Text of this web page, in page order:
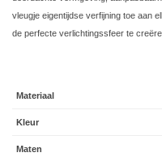
vleugje eigentijdse verfijning toe aan
de perfecte verlichtingssfeer te
Materiaal
Kleur
Maten